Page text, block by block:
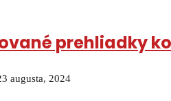
prehliadky
augusta, 2024